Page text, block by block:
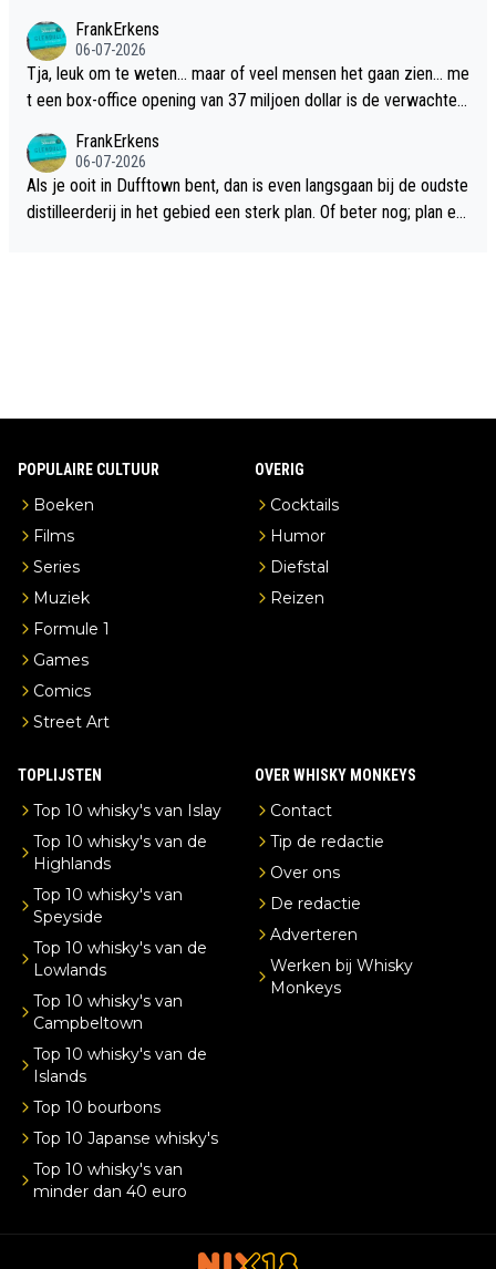
FrankErkens
06-07-2026
Tja, leuk om te weten... maar of veel mensen het gaan zien... me
t een box-office opening van 37 miljoen dollar is de verwachte
FrankErkens
06-07-2026
Als je ooit in Dufftown bent, dan is even langsgaan bij de oudste
distilleerderij in het gebied een sterk plan. Of beter nog; plan ee
POPULAIRE CULTUUR
Boeken
Films
Series
Muziek
Formule 1
Games
Comics
Street Art
OVERIG
Cocktails
Humor
Diefstal
Reizen
TOPLIJSTEN
Top 10 whisky's van Islay
Top 10 whisky's van de
Highlands
Top 10 whisky's van
Speyside
Top 10 whisky's van de
Lowlands
Top 10 whisky's van
Campbeltown
Top 10 whisky's van de
Islands
Top 10 bourbons
Top 10 Japanse whisky's
Top 10 whisky's van
minder dan 40 euro
OVER WHISKY MONKEYS
Contact
Tip de redactie
Over ons
De redactie
Adverteren
Werken bij Whisky
Monkeys